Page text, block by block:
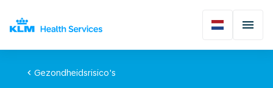
chevron_left Gezondheidsrisico's